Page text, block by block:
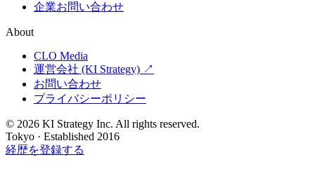
企業お問い合わせ
About
CLO Media
運営会社 (KI Strategy) ↗
お問い合わせ
プライバシーポリシー
© 2026 KI Strategy Inc. All rights reserved.
Tokyo · Established 2016
経歴を登録する